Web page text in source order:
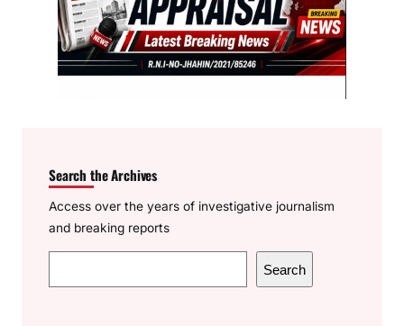
Search the Archives
Access over the years of investigative journalism
and breaking reports
e
Search